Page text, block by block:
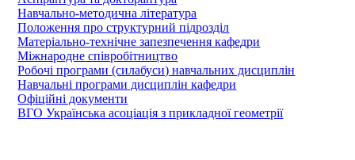
Навчально-методична література
Положення про структурний підрозділ
Матеріально-технічне запезпечення кафедри
Міжнародне співробітництво
Робочі програми (силабуси) навчальних дисциплін
Навчальні програми дисциплін кафедри
Офіційні документи
ВГО Українська асоціація з прикладної геометрії